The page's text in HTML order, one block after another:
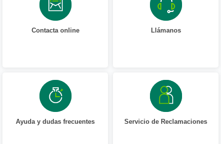
Contacta online Llámanos
Ayuda y dudas frecuentes Servicio de Reclamaciones